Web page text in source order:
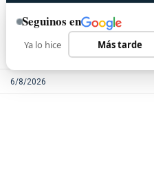
6/8/2026
Seguinos en
Ya lo hice Más tarde